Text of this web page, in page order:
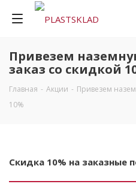
Привезем
заказ со скидкой
Главная - Акции - Привезем
10%
Скидка 10% на заказные